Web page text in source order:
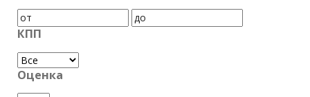
КПП
Оценка